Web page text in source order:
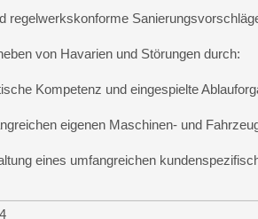
regelwerkskonforme
von Havarien und Störungen durch:
Kompetenz und eingespielte
eigenen Maschinen- und
eines umfangreichen